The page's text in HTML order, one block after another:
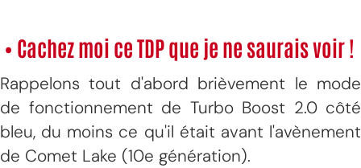
• Cachez moi ce TDP que je ne saurais voir !
Rappelons tout d'abord brièvement le mode
de fonctionnement de Turbo Boost 2.0 côté
bleu, du moins ce qu'il était avant l'avènement
de Comet Lake (10e génération).